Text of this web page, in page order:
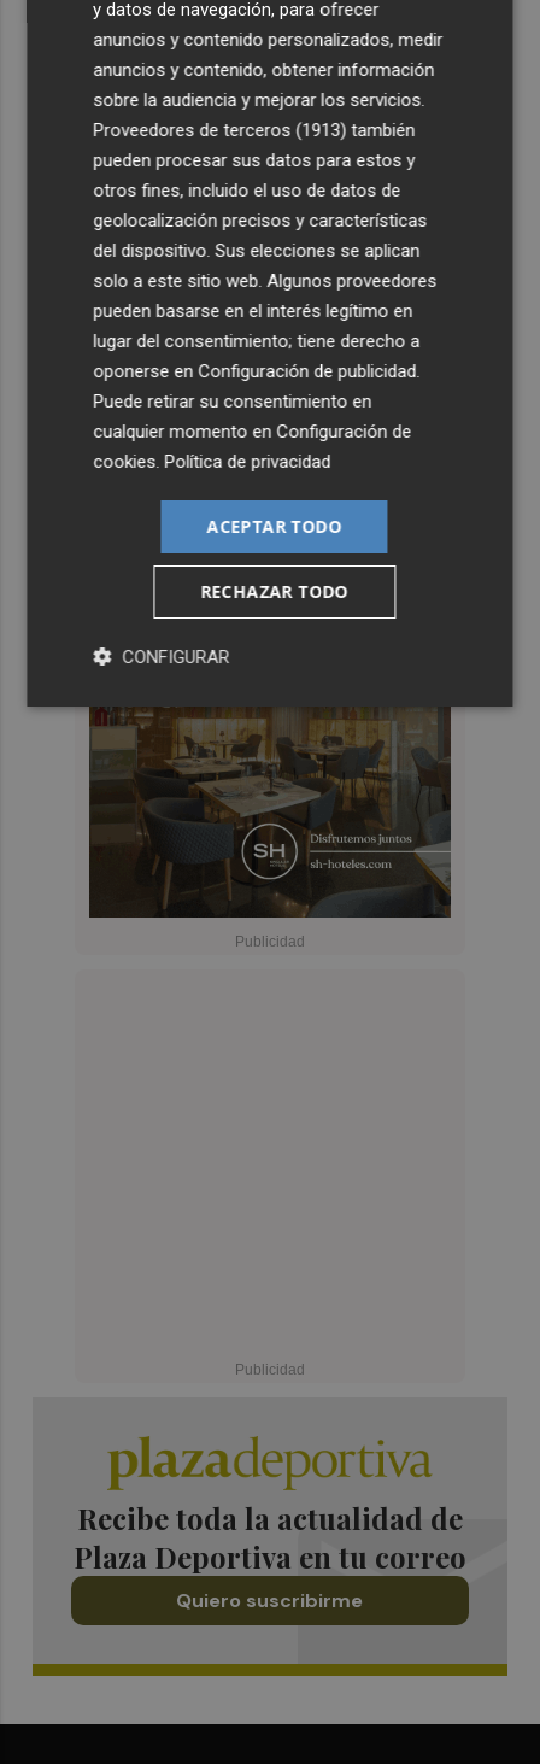
Recibe toda la actualidad de
Plaza Deportiva en tu correo
Quiero suscribirme
y datos de navegación, para ofrecer
anuncios y contenido personalizados, medir
anuncios y contenido, obtener información
sobre la audiencia y mejorar los servicios.
Proveedores de terceros (1913) también
pueden procesar sus datos para estos y
otros fines, incluido el uso de datos de
geolocalización precisos y características
del dispositivo. Sus elecciones se aplican
solo a este sitio web. Algunos proveedores
pueden basarse en el interés legítimo en
lugar del consentimiento; tiene derecho a
oponerse enConfiguración de publicidad
Puede retirar su consentimiento en
cualquier momento enConfiguración de
cookies .Política de privacidad
ACEPTAR TODO
RECHAZAR TODO
CONFIGURAR